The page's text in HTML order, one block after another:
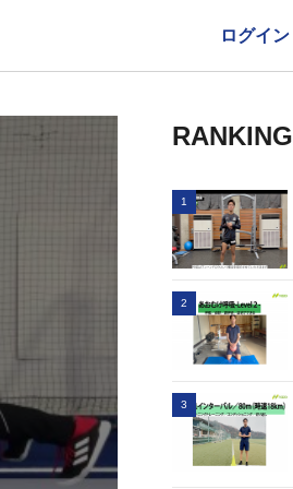
ログイン
RANKING
1
2
3